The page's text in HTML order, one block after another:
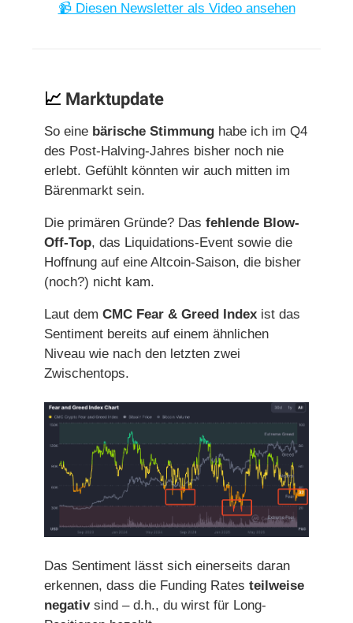
📹 Diesen Newsletter als Video ansehen
📈 Marktupdate
So eine bärische Stimmung habe ich im Q4
des Post-Halving-Jahres bisher noch nie
erlebt. Gefühlt könnten wir auch mitten im
Bärenmarkt sein.
Die primären Gründe? Das fehlende Blow-
Off-Top, das Liquidations-Event sowie die
Hoffnung auf eine Altcoin-Saison, die bisher
(noch?) nicht kam.
Laut dem CMC Fear & Greed Index ist das
Sentiment bereits auf einem ähnlichen
Niveau wie nach den letzten zwei
Zwischentops.
Das Sentiment lässt sich einerseits daran
erkennen, dass die Funding Rates teilweise
negativsind – d.h., du wirst für Long-